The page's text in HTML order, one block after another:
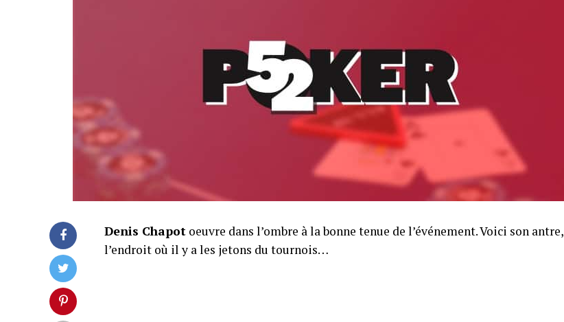
Denis Chapot oeuvre dans l’ombre à la bonne tenue de l’événement. Voici son antre,
l’endroit où il y a les jetons du tournois…